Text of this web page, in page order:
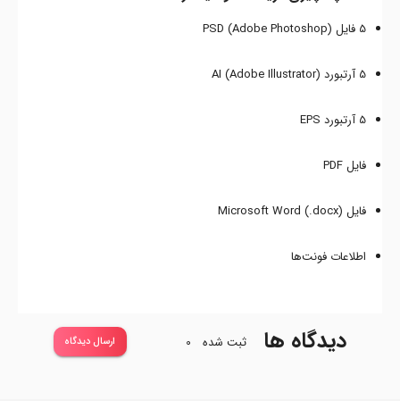
5 فایل PSD (Adobe Photoshop)
5 آرتبورد AI (Adobe Illustrator)
5 آرتبورد EPS
فایل PDF
فایل Microsoft Word (.docx)
اطلاعات فونت‌ها
دیدگاه ها ثبت شده 0 ارسال دیدگاه